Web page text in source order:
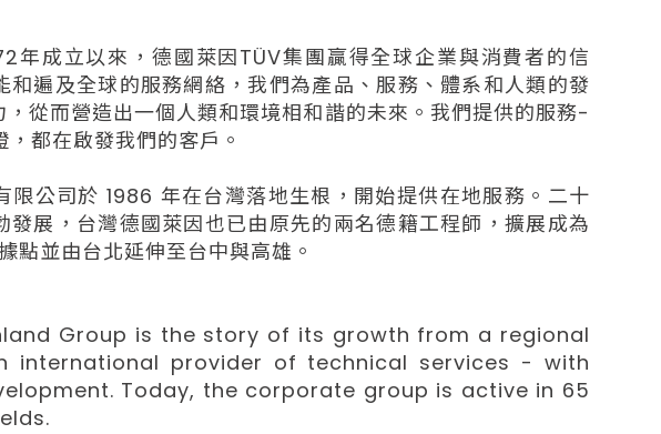
年成立以來，德國萊因TÜV集團贏得全球企業與消費者的信
遍及全球的服務網絡，我們為產品、服務、體系和人類的發
從而營造出一個人類和環境相和諧的未來。我們提供的服務-
都在啟發我們的客戶。
限公司於 1986 年在台灣落地生根，開始提供在地服務。二十
展，台灣德國萊因也已由原先的兩名德籍工程師，擴展成為
並由台北延伸至台中與高雄。
Group is the story of its growth from a regional
international provider of technical services - with
Today, the corporate group is active in 65